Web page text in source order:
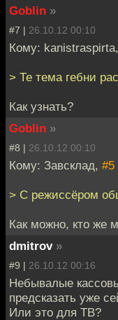
Goblin »
#7 | 26.10.12 00:10
Кому: kanistraspirta,
> Те тема гебни
Как узнать?
Goblin »
#8 | 26.10.12 00:10
Кому: Завсклад, #5
> С режиссёром
Как можно, кто же
dmitrov »
#9 | 26.10.12 00:16
Небывалые
предсказать уже
Или это для ТВ?